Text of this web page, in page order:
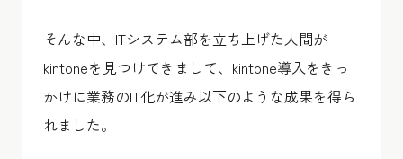
そんな中、ITシステム部を立ち上げた人間が
kintoneを見つけてきまして、kintone導入をきっ
かけに業務のIT化が進み以下のような成果を得ら
れました。